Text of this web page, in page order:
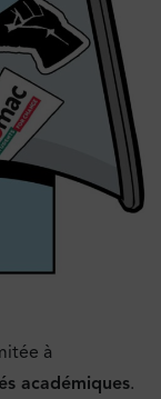
à
académiques.